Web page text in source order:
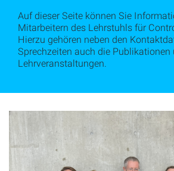
Auf dieser Seite können Sie
Mitarbeitern des Lehrstuhls für
Hierzu gehören neben den
Sprechzeiten auch die Publikationen
Lehrveranstaltungen.